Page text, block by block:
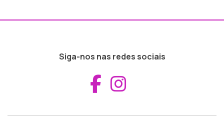
Siga-nos nas redes sociais
Aceder ao